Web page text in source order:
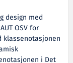
design med
OSV for
klassenotasjonen
i Det